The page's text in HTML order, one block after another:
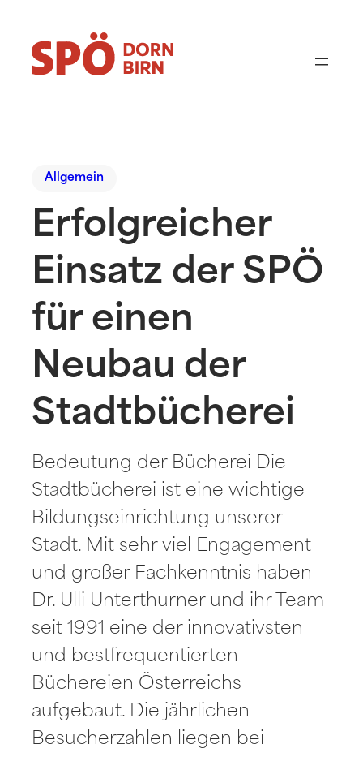
Allgemein
Erfolgreicher
Einsatz der SPÖ
für einen
Neubau der
Stadtbücherei
Bedeutung der Bücherei Die
Stadtbücherei ist eine wichtige
Bildungseinrichtung unserer
Stadt. Mit sehr viel Engagement
und großer Fachkenntnis haben
Dr. Ulli Unterthurner und ihr Team
seit 1991 eine der innovativsten
und bestfrequentierten
Büchereien Österreichs
aufgebaut. Die jährlichen
Besucherzahlen liegen bei